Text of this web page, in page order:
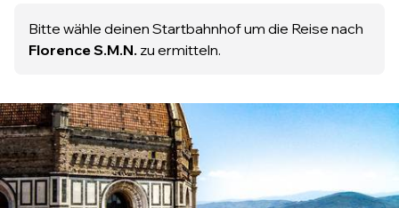
Bitte wähle deinen Startbahnhof um die Reise nach
Florence S.M.N. zu ermitteln.